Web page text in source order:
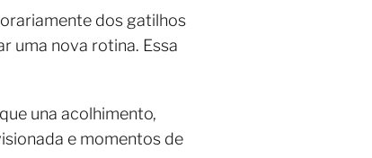
dos gatilhos
uma nova rotina. Essa
una acolhimento,
e momentos de